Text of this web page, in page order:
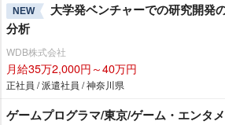
NEW
大学発ベンチャーでの研究開発
分析
WDB株式会社
月給35万2,000円～40万円
正社員 / 派遣社員 / 神奈川県
ゲームプログラマ/東京/ゲーム・エンタメ